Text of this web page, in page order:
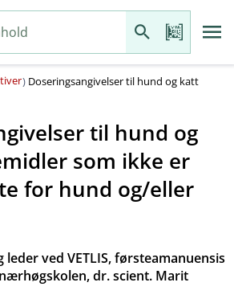
) Doseringsangivelser til hund og katt
til hund og
som ikke er
for hund og​/​eller
ved VETLIS, førsteamanuensis
dr. scient. Marit